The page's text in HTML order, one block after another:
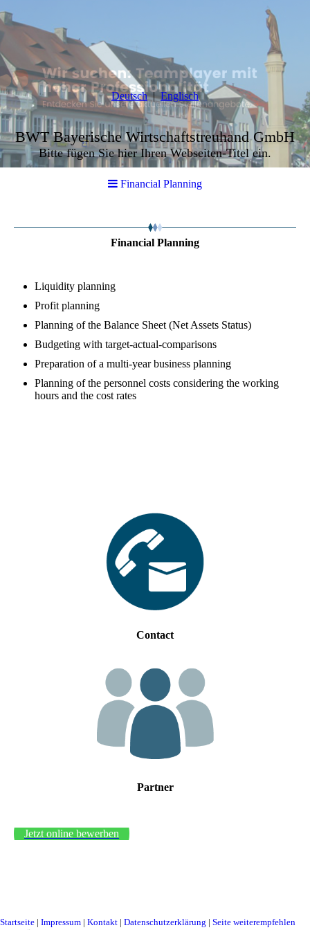
Deutsch Englisch
BWT Bayerische Wirtschaftstreuhand GmbH
Bitte fügen Sie hier Ihren Webseiten-Titel ein.
Financial Planning
Financial Planning
Liquidity planning
Profit planning
Planning of the Balance Sheet (Net Assets Status)
Budgeting with target-actual-comparisons
Preparation of a multi-year business planning
Planning of the personnel costs considering the working
hours and the cost rates
Contact
Partner
Jetzt online bewerben
Startseite | Impressum | Kontakt | Datenschutzerklärung | Seite weiterempfehlen